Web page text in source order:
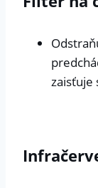
zaisťuje